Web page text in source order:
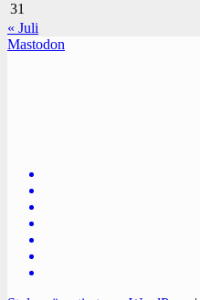
31
« Juli
Mastodon